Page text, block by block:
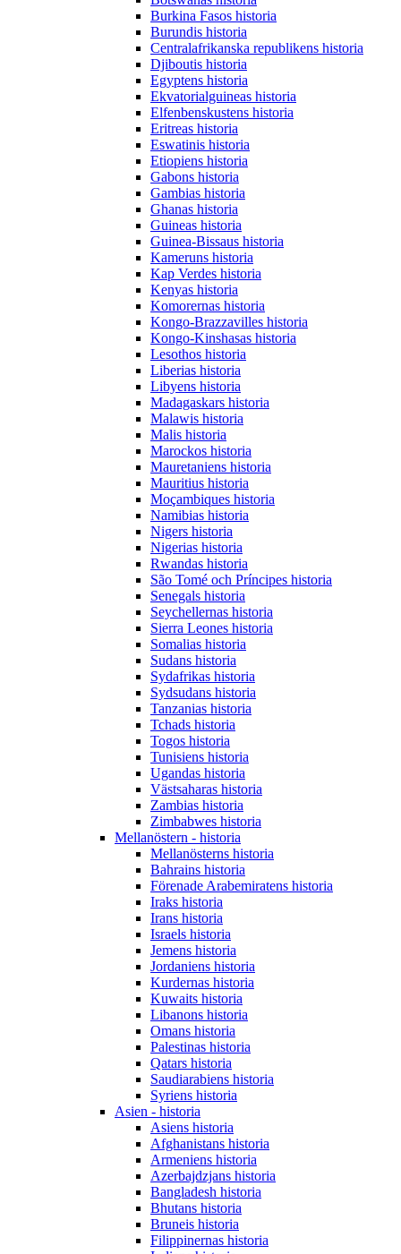
Burkina Fasos historia
Burundis historia
Centralafrikanska republikens historia
Djiboutis historia
Egyptens historia
Ekvatorialguineas historia
Elfenbenskustens historia
Eritreas historia
Eswatinis historia
Etiopiens historia
Gabons historia
Gambias historia
Ghanas historia
Guineas historia
Guinea-Bissaus historia
Kameruns historia
Kap Verdes historia
Kenyas historia
Komorernas historia
Kongo-Brazzavilles historia
Kongo-Kinshasas historia
Lesothos historia
Liberias historia
Libyens historia
Madagaskars historia
Malawis historia
Malis historia
Marockos historia
Mauretaniens historia
Mauritius historia
Moçambiques historia
Namibias historia
Nigers historia
Nigerias historia
Rwandas historia
São Tomé och Príncipes historia
Senegals historia
Seychellernas historia
Sierra Leones historia
Somalias historia
Sudans historia
Sydafrikas historia
Sydsudans historia
Tanzanias historia
Tchads historia
Togos historia
Tunisiens historia
Ugandas historia
Västsaharas historia
Zambias historia
Zimbabwes historia
Mellanöstern - historia
Mellanösterns historia
Bahrains historia
Förenade Arabemiratens historia
Iraks historia
Irans historia
Israels historia
Jemens historia
Jordaniens historia
Kurdernas historia
Kuwaits historia
Libanons historia
Omans historia
Palestinas historia
Qatars historia
Saudiarabiens historia
Syriens historia
Asien - historia
Asiens historia
Afghanistans historia
Armeniens historia
Azerbajdzjans historia
Bangladesh historia
Bhutans historia
Bruneis historia
Filippinernas historia